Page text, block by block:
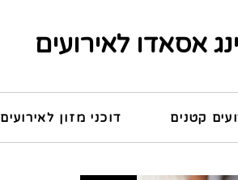
קטנים דוכני מזון לאירועים